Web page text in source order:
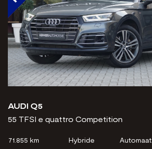
AUDI Q5
55 TFSI e quattro Competition
71.855 km Hybride Automaat